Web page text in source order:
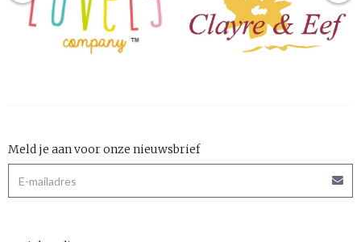
Meld je aan voor onze nieuwsbrief